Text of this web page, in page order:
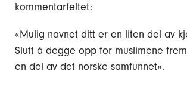
kommentarfeltet:
«Mulig navnet ditt er en liten del av
Slutt å degge opp for muslimene
en del av det norske samfunnet».